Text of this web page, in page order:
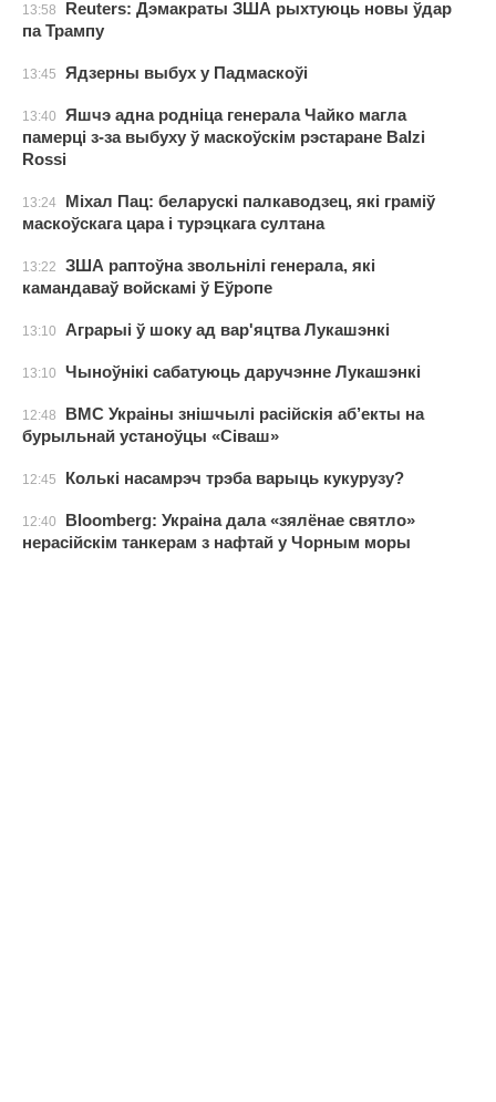
13:58
Reuters: Дэмакраты ЗША рыхтуюць новы ўдар
па Трампу
13:45 Ядзерны выбух у Падмаскоўі
13:40
Яшчэ адна родніца генерала Чайко магла
памерці з-за выбуху ў маскоўскім рэстаране Balzi
Rossi
13:24
Міхал Пац: беларускі палкаводзец, які граміў
маскоўскага цара і турэцкага султана
13:22
ЗША раптоўна звольнілі генерала, які
камандаваў войскамі ў Еўропе
13:10 Аграрыі ў шоку ад вар'яцтва Лукашэнкі
13:10 Чыноўнікі сабатуюць даручэнне Лукашэнкі
12:48
ВМС Украіны знішчылі расійскія аб’екты на
бурыльнай устаноўцы «Сіваш»
12:45 Колькі насамрэч трэба варыць кукурузу?
12:40
Bloomberg: Украіна дала «зялёнае святло»
нерасійскім танкерам з нафтай у Чорным моры